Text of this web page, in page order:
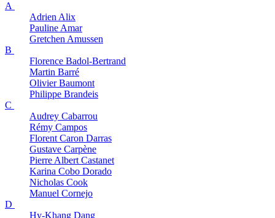
A
Adrien Alix
Pauline Amar
Gretchen Amussen
B
Florence Badol-Bertrand
Martin Barré
OlivierBaumont
Philippe Brandeis
C
Audrey Cabarrou
Rémy Campos
Florent Caron Darras
Gustave Carpène
Pierre Albert Castanet
Karina Cobo Dorado
Nicholas Cook
Manuel Cornejo
D
Hy-Khang Dang